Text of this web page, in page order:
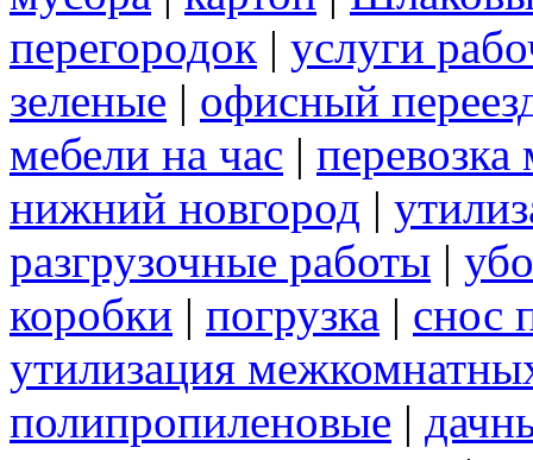
перегородок | услуги
зеленые | офисный
мебели на час |
нижний новгород |
разгрузочные работы |
коробки | погрузка | снос
утилизация
полипропиленовые |